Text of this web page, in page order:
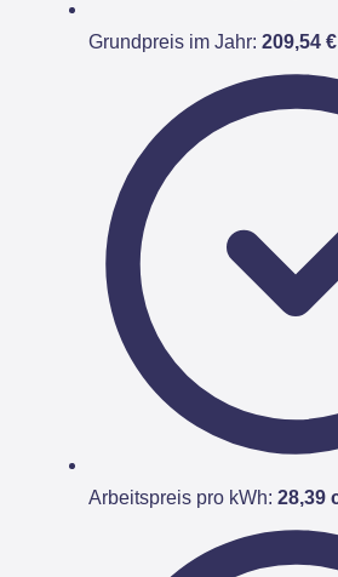
Grundpreis im Jahr: 209,54 €
Arbeitspreis pro kWh: 28,39